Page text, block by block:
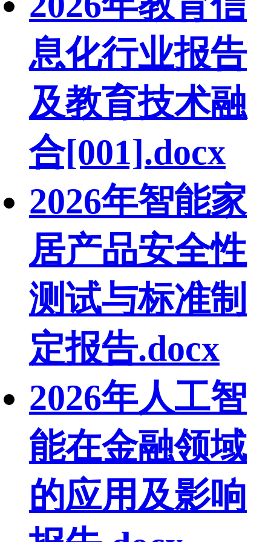
息化行业报告
及教育技术融
合[001].docx
2026年智能家
居产品安全性
测试与标准制
定报告.docx
2026年人工智
能在金融领域
的应用及影响